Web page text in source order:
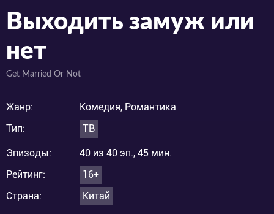
Выходить замуж или
нет
Get Married Or Not
Жанр:
Комедия, Романтика
Тип:
ТВ
Эпизоды:
40 из 40 эп., 45 мин.
Рейтинг:
16+
Страна:
Китай